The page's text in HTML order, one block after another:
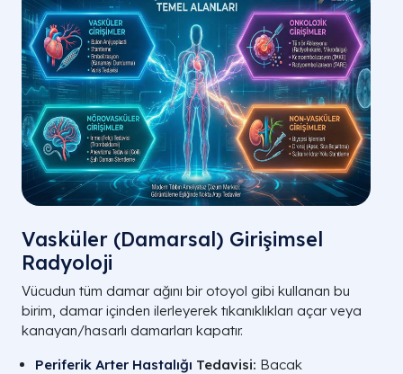
Vasküler (Damarsal) Girişimsel
Radyoloji
Vücudun tüm damar ağını bir otoyol gibi kullanan bu
birim, damar içinden ilerleyerek tıkanıklıkları açar veya
kanayan/hasarlı damarları kapatır.
Periferik Arter Hastalığı Tedavisi: Bacak